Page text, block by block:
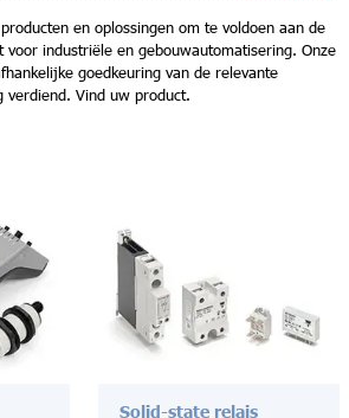
en oplossingen om te voldoen aan de
voor industriële en gebouwautomatisering. Onze
goedkeuring van de relevante
verdiend. Vind uw product.